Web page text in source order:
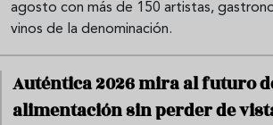
agosto con más de 150 artistas,
vinos de la denominación.
Auténtica 2026 mira al futuro
alimentación sin perder de